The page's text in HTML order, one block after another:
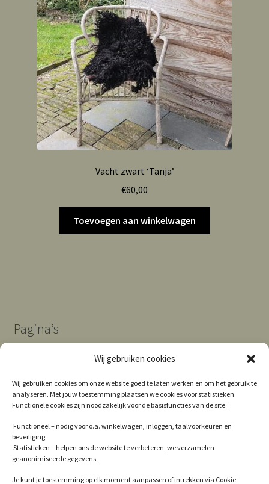
Wij gebruiken cookies
Wij gebruiken cookies om onze website goed te laten werken en om het gebruik te
analyseren. Met jouw toestemming plaatsen we cookies voor statistieken.
Functionele cookies zijn noodzakelijk voor de basisfuncties van de site.
Functioneel – nodig voor o.a. winkelwagen, inloggen, taalvoorkeuren en
beveiliging.
Statistieken – helpen ons de website te verbeteren; we verzamelen
geanonimiseerde gegevens.
Je kunt je toestemming op elk moment aanpassen of intrekken via Cookie-
Vacht zwart ‘Tanja’
€60,00
Toevoegen aan winkelwagen
Pagina’s
Contact
Privacy